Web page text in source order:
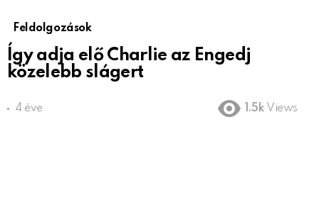
Feldolgozások
Így adja elő Charlie az Engedj
közelebb slágert
4 éve 1.5k Views